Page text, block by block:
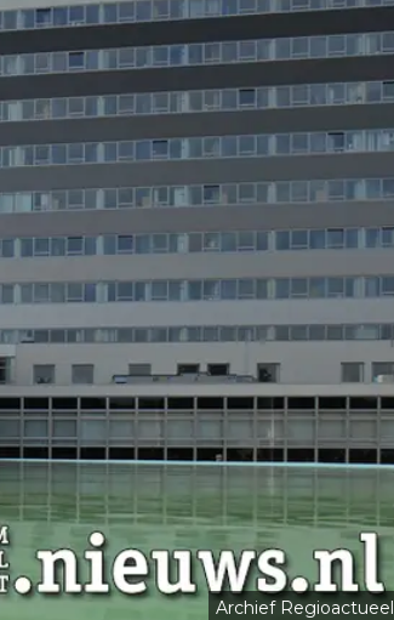
Archief Regioactueel